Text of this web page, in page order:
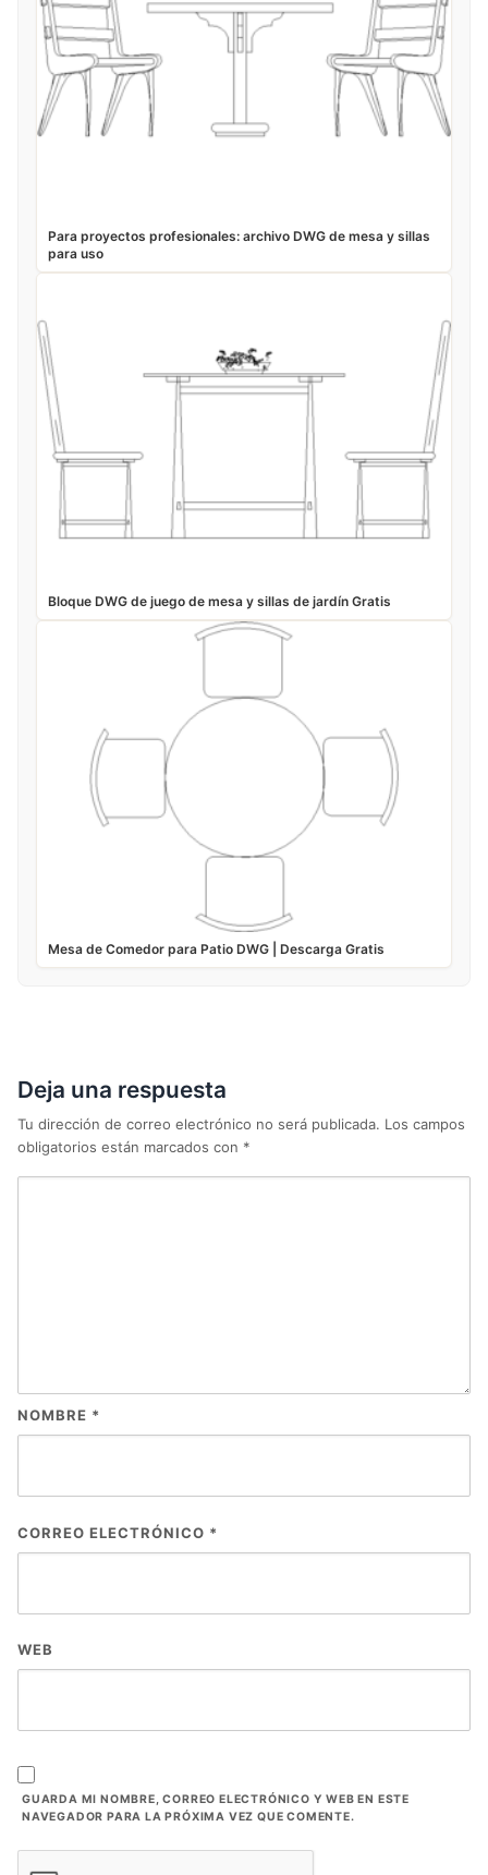
Para proyectos profesionales: archivo DWG de mesa y sillas
para uso
Bloque DWG de juego de mesa y sillas de jardín Gratis
Mesa de Comedor para Patio DWG | Descarga Gratis
Deja una respuesta
Tu dirección de correo electrónico no será publicada. Los campos
obligatorios están marcados con *
NOMBRE *
CORREO ELECTRÓNICO *
WEB
GUARDA MI NOMBRE, CORREO ELECTRÓNICO Y WEB EN ESTE
NAVEGADOR PARA LA PRÓXIMA VEZ QUE COMENTE.